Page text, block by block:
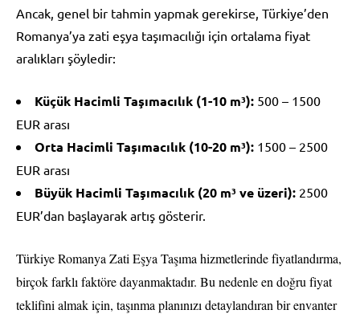
Ancak, genel bir tahmin yapmak gerekirse, Türkiye’den
Romanya’ya zati eşya taşımacılığı için ortalama fiyat
aralıkları şöyledir:
Küçük Hacimli Taşımacılık (1-10 m³): 500 – 1500
EUR arası
Orta Hacimli Taşımacılık (10-20 m³): 1500 – 2500
EUR arası
Büyük Hacimli Taşımacılık (20 m³ ve üzeri): 2500
EUR’dan başlayarak artış gösterir.
Türkiye Romanya Zati Eşya Taşıma hizmetlerinde fiyatlandırma,
birçok farklı faktöre dayanmaktadır. Bu nedenle en doğru fiyat
teklifini almak için, taşınma planınızı detaylandıran bir envanter